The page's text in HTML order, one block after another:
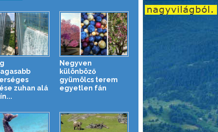
zuhan alá
Negyven
különböző
gyümölcs terem
egyetlen fán